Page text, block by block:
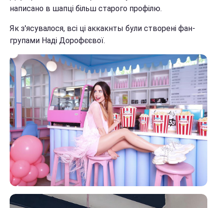
написано в шапці більш старого профілю.
Як з'ясувалося, всі ці аккакнты були створені фан-
групами Наді Дорофєєвої.